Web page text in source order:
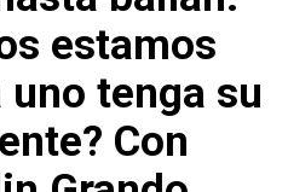
estamos
uno tenga su
Con